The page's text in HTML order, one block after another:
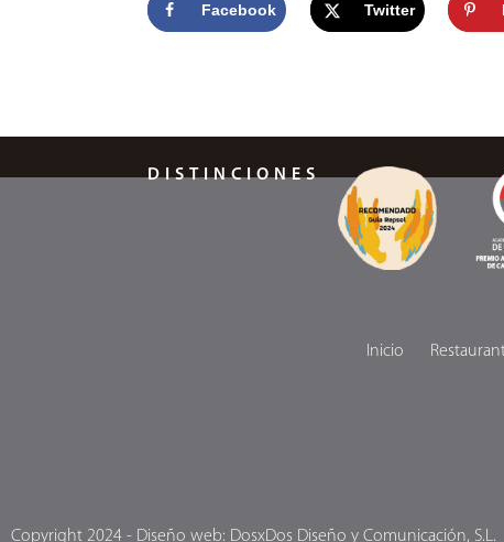
Facebook Twitter
DISTINCIONES
Inicio
Copyright 2024 - Diseño web: DosxDos Diseño y Comunicación, S.L.